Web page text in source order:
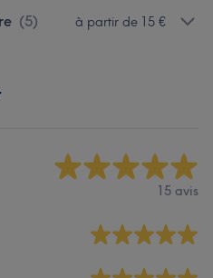
(5) à partir de 15 €
15 avis